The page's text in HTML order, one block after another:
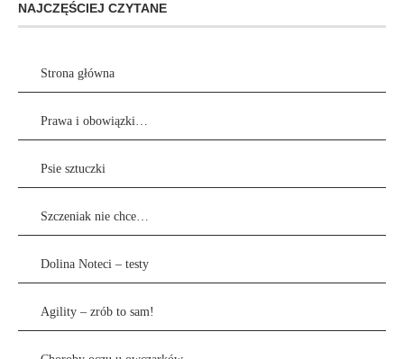
NAJCZĘŚCIEJ CZYTANE
Strona główna
Prawa i obowiązki…
Psie sztuczki
Szczeniak nie chce…
Dolina Noteci – testy
Agility – zrób to sam!